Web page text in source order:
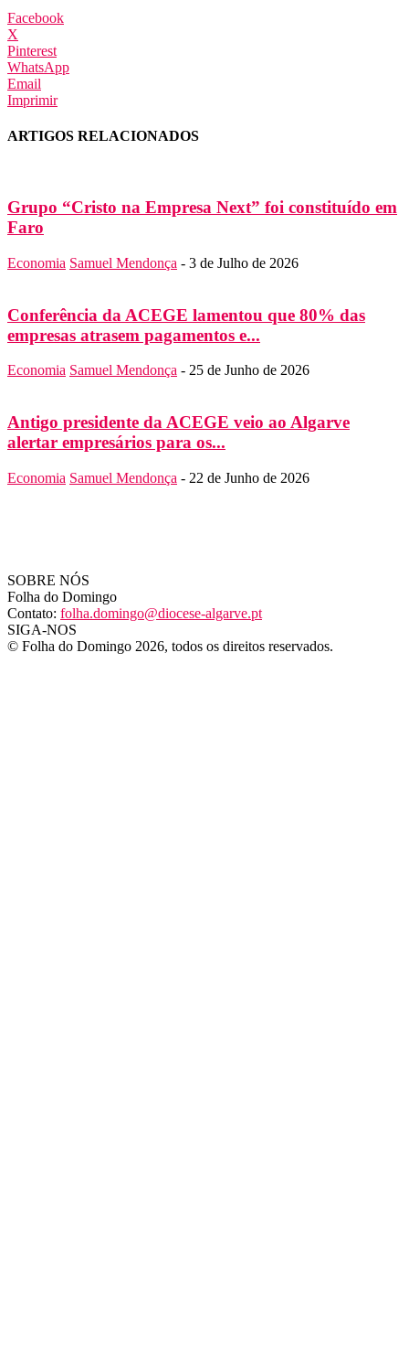
Facebook
X
Pinterest
WhatsApp
Email
Imprimir
ARTIGOS RELACIONADOS
Grupo “Cristo na Empresa Next” foi constituído em
Faro
Economia Samuel Mendonça - 3 de Julho de 2026
Conferência da ACEGE lamentou que 80% das
empresas atrasem pagamentos e...
Economia Samuel Mendonça - 25 de Junho de 2026
Antigo presidente da ACEGE veio ao Algarve
alertar empresários para os...
Economia Samuel Mendonça - 22 de Junho de 2026
SOBRE NÓS
Folha do Domingo
Contato: folha.domingo@diocese-algarve.pt
SIGA-NOS
© Folha do Domingo 2026, todos os direitos reservados.